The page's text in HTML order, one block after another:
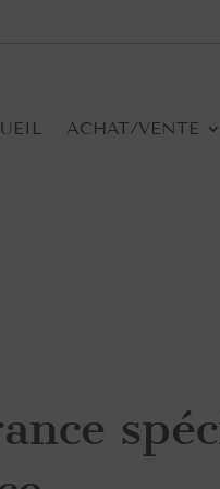
ACHAT/VENTE